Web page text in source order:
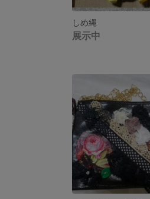
しめ縄
展示中